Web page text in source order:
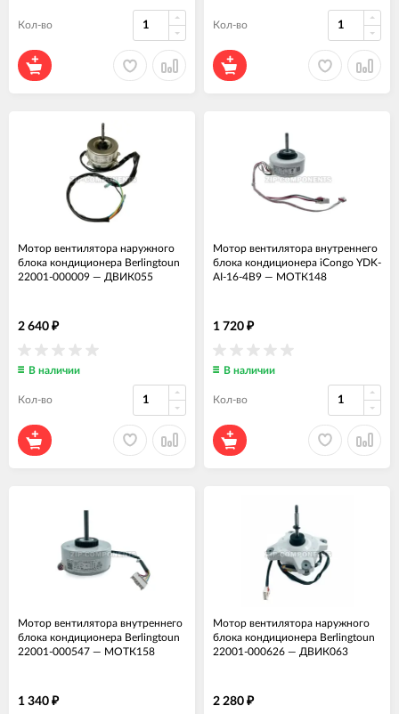
Кол-во Кол-во
Мотор вентилятора наружного
блока кондиционера Berlingtoun
22001-000009 — ДВИК055
2 640 ₽
В наличии
Кол-во
Мотор вентилятора внутреннего
блока кондиционера iCongo YDK-
AI-16-4B9 — МОТК148
1 720 ₽
В наличии
Кол-во
Мотор вентилятора внутреннего
блока кондиционера Berlingtoun
22001-000547 — МОТК158
1 340 ₽
Мотор вентилятора наружного
блока кондиционера Berlingtoun
22001-000626 — ДВИК063
2 280 ₽